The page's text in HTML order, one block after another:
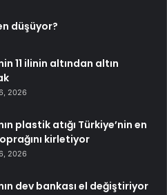
düşüyor?
11 ilinin altından altın
2026
plastik atığı Türkiye’nin en
kirletiyor
2026
dev bankası el değiştiriyor